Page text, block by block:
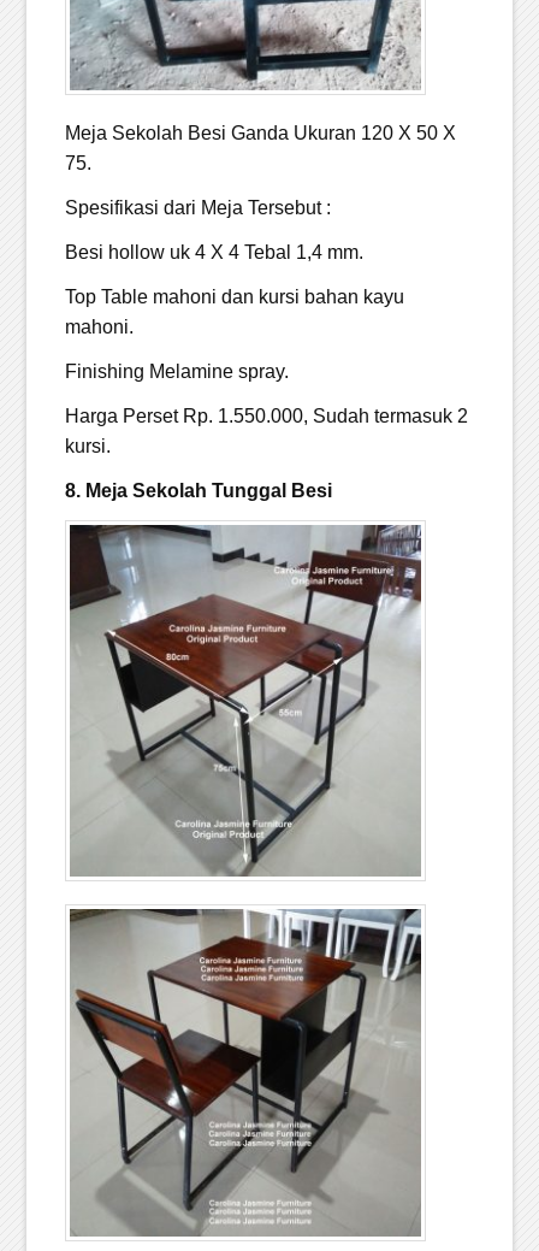
Meja Sekolah Besi Ganda Ukuran 120 X 50 X
75.
Spesifikasi dari Meja Tersebut :
Besi hollow uk 4 X 4 Tebal 1,4 mm.
Top Table mahoni dan kursi bahan kayu
mahoni.
Finishing Melamine spray.
Harga Perset Rp. 1.550.000, Sudah termasuk 2
kursi.
8. Meja Sekolah Tunggal Besi